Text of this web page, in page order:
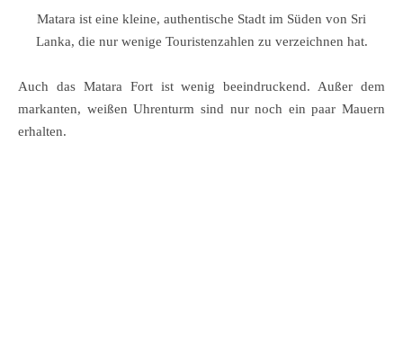
Matara ist eine kleine, authentische Stadt im Süden von Sri
Lanka, die nur wenige Touristenzahlen zu verzeichnen hat.
Auch das Matara Fort ist wenig beeindruckend. Außer dem
markanten, weißen Uhrenturm sind nur noch ein paar Mauern
erhalten.